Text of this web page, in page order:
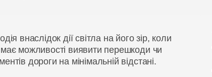
внаслідок дії світла на його зір, коли
має можливості виявити перешкоди чи
дороги на мінімальній відстані.